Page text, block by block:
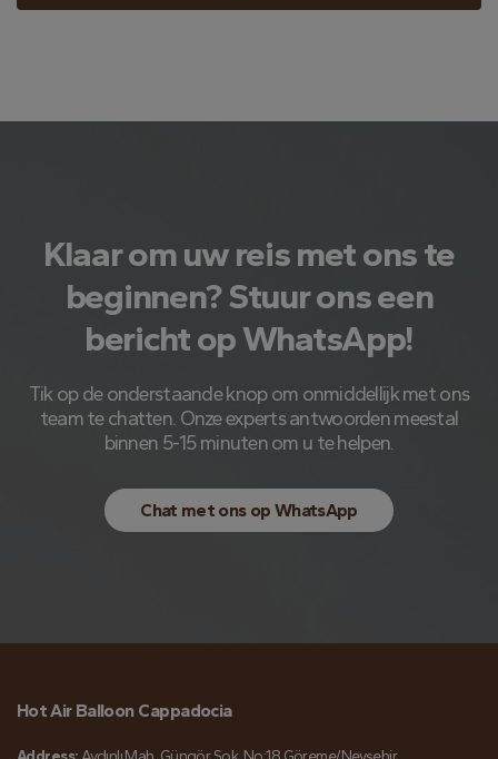
Klaar om uw reis met ons te
beginnen? Stuur ons een
bericht op WhatsApp!
Tik op de onderstaande knop om onmiddellijk met ons
team te chatten. Onze experts antwoorden meestal
binnen 5-15 minuten om u te helpen.
Chat met ons op WhatsApp
Hot Air Balloon Cappadocia